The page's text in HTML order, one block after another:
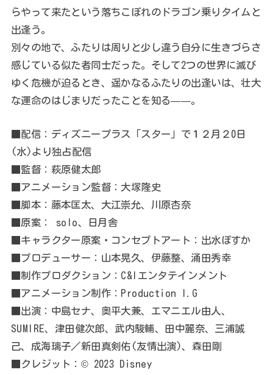
らやって来たという落ちこぼれのドラゴン乗りタイムと
出逢う。
別々の地で、ふたりは周りと少し違う自分に生きづらさ
感じている似た者同士だった。そして2つの世界に滅び
ゆく危機が迫るとき、遥かなるふたりの出逢いは、壮大
な運命のはじまりだったことを知る——。
■配信：ディズニープラス「スター」で１２月２0日
(水)より独占配信
■監督：萩原健太郎
■アニメーション監督：大塚隆史
■脚本：藤本匡太、大江崇允、川原杏奈
■原案： solo、日月舎
■キャラクター原案・コンセプトアート：出水ぽすか
■プロデューサー：山本晃久、伊藤整、涌田秀幸
■制作プロダクション：C&Iエンタテインメント
■アニメーション制作：Production I.G
■出演：中島セナ、奥平大兼、エマニエル由人、
SUMIRE、津田健次郎、武内駿輔、田中麗奈、三浦誠
己、成海璃子／新田真剣佑(友情出演)、森田剛
■クレジット：© 2023 Disney